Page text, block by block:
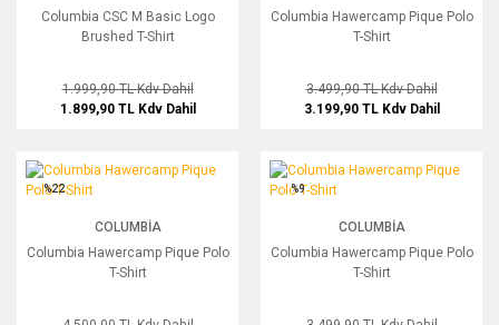
Columbia CSC M Basic Logo
Brushed T-Shirt
1.999,90 TLKdv Dahil
1.899,90 TL Kdv Dahil
Columbia Hawercamp Pique Polo
T-Shirt
3.499,90 TLKdv Dahil
3.199,90 TL Kdv Dahil
Columbia Hawercamp Pique Polo T-Shirt
%22
COLUMBIA
Columbia Hawercamp Pique Polo
T-Shirt
Columbia Hawercamp Pique Polo T-
%9
COLUMBIA
Columbia Hawercamp Pique Polo
T-Shirt